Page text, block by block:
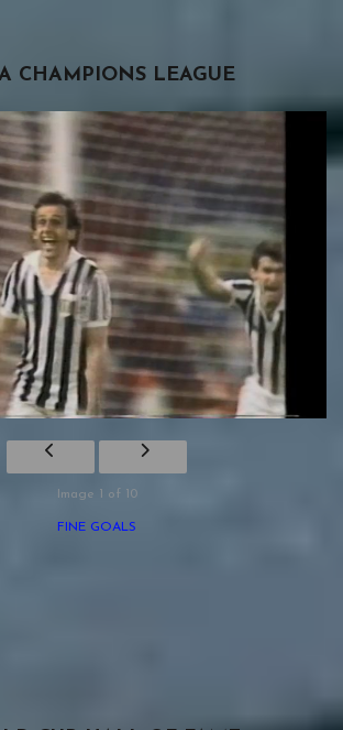
CHAMPIONS LEAGUE
Image 1 of 10
FINE GOALS